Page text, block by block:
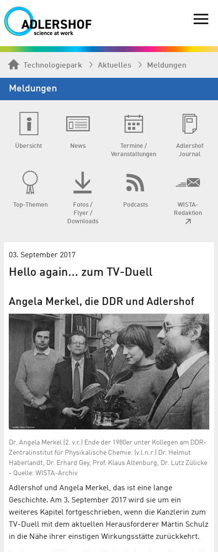
Technologiepark Aktuelles Meldungen
Meldungen
Übersicht News
Termine /
Veranstaltungen
Adlershof
Journal
Top-Themen
Fotos /
Flyer /
Downloads
Podcasts
WISTA-
Redaktion
03. September 2017
Hello again... zum TV-Duell
Angela Merkel, die DDR und Adlershof
Dr. Angela Merkel (2. v.r.) Ende der 1980er unter Kollegen am DDR-
Zentralinstitut für Physikalische Chemie: (v.l.n.r.) Dr. Helmut
Haberlandt, Dr. Erhard Gey, Prof. Klaus Altenburg, Dr. Lutz Zülicke
- Quelle: WISTA-Archiv
Adlershof und Angela Merkel, das ist eine lange
Geschichte. Am 3. September 2017 wird sie um ein
weiteres Kapitel fortgeschrieben, wenn die Kanzlerin zum
TV-Duell mit dem aktuellen Herausforderer Martin Schulz
in die Nähe ihrer einstigen Wirkungsstätte zurückkehrt.